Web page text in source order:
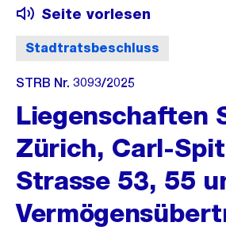
Stadtratsbeschluss
Seite vorlesen
STRB Nr. 3093/2025
Liegenschaften
Zürich, Carl-
Strasse 53, 55